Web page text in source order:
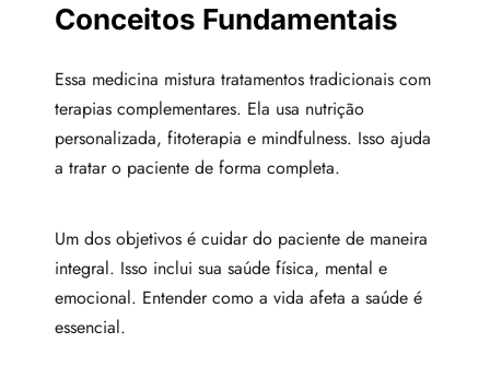
Conceitos Fundamentais
Essa medicina mistura tratamentos tradicionais com
terapias complementares. Ela usa nutrição
personalizada, fitoterapia e mindfulness. Isso ajuda
a tratar o paciente de forma completa.
Um dos objetivos é cuidar do paciente de maneira
integral. Isso inclui sua saúde física, mental e
emocional. Entender como a vida afeta a saúde é
essencial.